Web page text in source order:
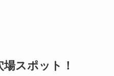
スポット！